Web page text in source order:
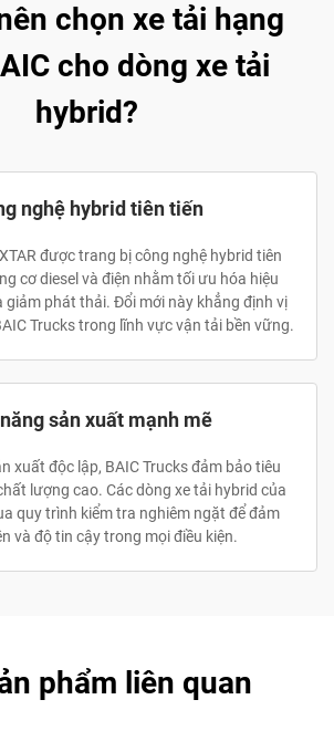
chọn xe tải hạng
cho dòng xe tải
hybrid?
nghệ hybrid tiên tiến
được trang bị công nghệ hybrid tiên
cơ diesel và điện nhằm tối ưu hóa hiệu
giảm phát thải. Đổi mới này khẳng định vị
Trucks trong lĩnh vực vận tải bền vững.
sản xuất mạnh mẽ
xuất độc lập, BAIC Trucks đảm bảo tiêu
lượng cao. Các dòng xe tải hybrid của
quy trình kiểm tra nghiêm ngặt để đảm
và độ tin cậy trong mọi điều kiện.
phẩm liên quan